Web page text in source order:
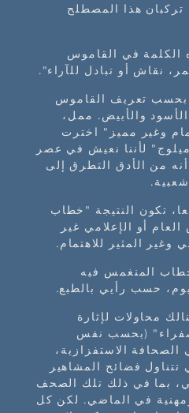
تركبان هذا المصطلح
في القاموس
نقاش أو تبادل للآراء".
بحسب تعريف القاموس
والأبيض. ممل،
وغير مميز" اخترت
لأننا نعيش في عصر
من الأدق التطرق إلى
شعبية.
تكون النتيجة "خطاب
أو الإعلامي غير
وغير المثير للاهتمام.
المنغمس فيه
حسب رأيي بالطبع.
محاولات لإثارة
(بحسب نفس
الاستفزازية،
تتناول فضائح المشاهير
بما في ذلك تلك الصحف
في الماضي. لكن كل